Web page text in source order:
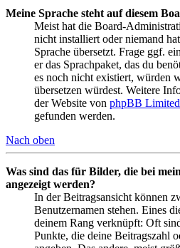
Meine Sprache steht auf diesem
Meist hat die Board-
nicht installiert oder niemand
Sprache übersetzt. Frage ggf.
er das Sprachpaket, das du
es noch nicht existiert, würden
übersetzen würdest. Weitere
der Website von phpBB Limited
gefunden werden.
Nach oben
Was sind das für Bilder, die bei
angezeigt werden?
In der Beitragsansicht können
Benutzernamen stehen. Eines
deinem Rang verknüpft: Oft
Punkte, die deine Beitragszahl